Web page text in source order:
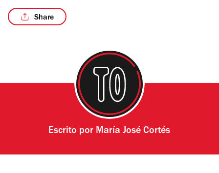
Share
Escrito por María José Cortés